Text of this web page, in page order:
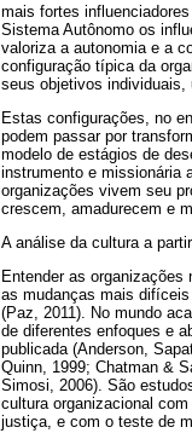
mais fortes
Sistema Autônomo os
valoriza a autonomia e a
configuração típica da
seus objetivos individuais,
Estas configurações, no
podem passar por
modelo de estágios de
instrumento e missionária
organizações vivem seu
crescem, amadurecem e
A análise da cultura a
Entender as
as mudanças mais
(Paz, 2011). No mundo
de diferentes enfoques e
publicada (Anderson,
Quinn, 1999; Chatman &
Simosi, 2006). São
cultura organizacional
justiça, e com o teste de